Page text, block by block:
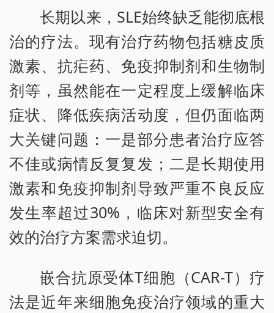
长期以来，SLE始终缺乏能彻底根
治的疗法。现有治疗药物包括糖皮质
激素、抗疟药、免疫抑制剂和生物制
剂等，虽然能在一定程度上缓解临床
症状、降低疾病活动度，但仍面临两
大关键问题：一是部分患者治疗应答
不佳或病情反复复发；二是长期使用
激素和免疫抑制剂导致严重不良反应
发生率超过30%，临床对新型安全有
效的治疗方案需求迫切。
嵌合抗原受体T细胞（CAR-T）疗
法是近年来细胞免疫治疗领域的重大